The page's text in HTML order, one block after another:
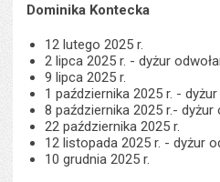
Dominika Kontecka
12 lutego 2025 r.
2 lipca 2025 r. - dyżur
9 lipca 2025 r.
1 października 2025 r. -
8 października 2025 r.- dyżur
22 października 2025 r.
12 listopada 2025 r. - dyżur
10 grudnia 2025 r.